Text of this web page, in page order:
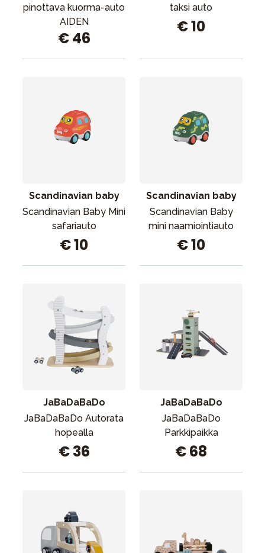
pinottava kuorma-auto
AIDEN
€ 46
taksi auto
€ 10
Scandinavian baby
Scandinavian Baby Mini
safariauto
€ 10
Scandinavian baby
Scandinavian Baby
mini naamiointiauto
€ 10
JaBaDaBaDo
JaBaDaBaDo Autorata
hopealla
€ 36
JaBaDaBaDo
JaBaDaBaDo
Parkkipaikka
€ 68